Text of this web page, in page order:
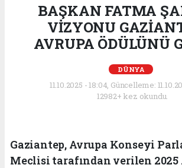
BAŞKAN FATMA
VİZYONU
AVRUPA ÖDÜLÜNÜ
DÜNYA
11.10.2025 - 18:04, Güncelleme:
12982+ kez okundu.
Gaziantep, Avrupa Konseyi
Meclisi tarafından verilen 2025